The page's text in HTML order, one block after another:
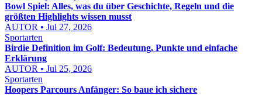
Bowl Spiel: Alles, was du über Geschichte, Regeln und die
größten Highlights wissen musst
AUTOR • Jul 27, 2026
Sportarten
Birdie Definition im Golf: Bedeutung, Punkte und einfache
Erklärung
AUTOR • Jul 25, 2026
Sportarten
Hoopers Parcours Anfänger: So baue ich sichere